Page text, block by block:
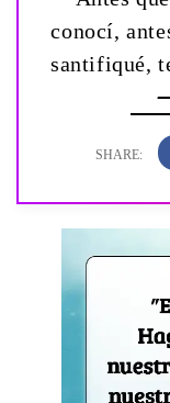
conocí,
santifiqué,